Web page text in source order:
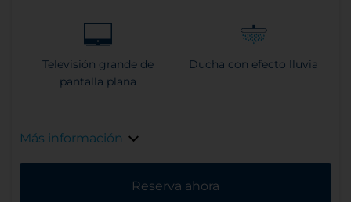
Televisión grande de
pantalla plana
Ducha con efecto lluvia
Más información
Reserva ahora